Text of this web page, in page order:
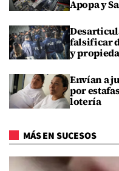
Apopa y
falsificar
y
Envían a
por
lotería
MÁS EN SUCESOS